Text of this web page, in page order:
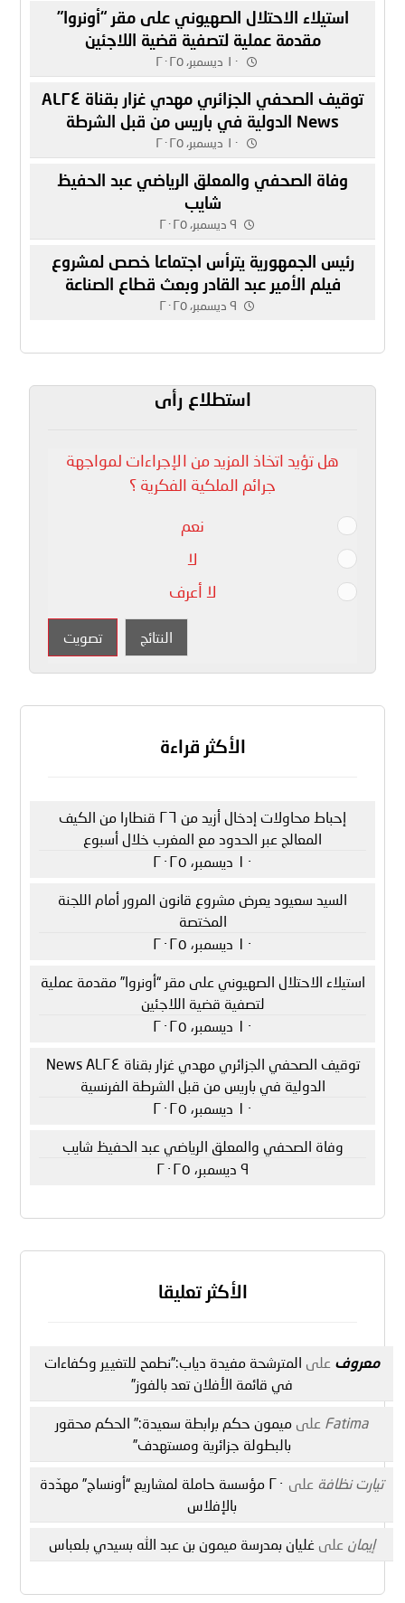
استيلاء الاحتلال الصهيوني على مقر “أونروا”
مقدمة عملية لتصفية قضية اللاجئين
١٠ ديسمبر، ٢٠٢٥
توقيف الصحفي الجزائري مهدي غزار بقناة AL٢٤
News الدولية في باريس من قبل الشرطة
الفرنسية١٠ ديسمبر، ٢٠٢٥
وفاة الصحفي والمعلق الرياضي عبد الحفيظ
شايب
٩ ديسمبر، ٢٠٢٥
رئيس الجمهورية يترأس اجتماعا خصص لمشروع
فيلم الأمير عبد القادر وبعث قطاع الصناعة
السينماتوغرافية
٩ ديسمبر، ٢٠٢٥
استطلاع رأى
هل تؤيد اتخاذ المزيد من الإجراءات لمواجهة
جرائم الملكية الفكرية ؟
نعم
لا
لا أعرف
النتائج تصويت
الأكثر قراءة
إحباط محاولات إدخال أزيد من ٢٦ قنطارا من الكيف
المعالج عبر الحدود مع المغرب خلال أسبوع
١٠ ديسمبر، ٢٠٢٥
السيد سعيود يعرض مشروع قانون المرور أمام اللجنة
المختصة
١٠ ديسمبر، ٢٠٢٥
استيلاء الاحتلال الصهيوني على مقر “أونروا” مقدمة عملية
لتصفية قضية اللاجئين
١٠ ديسمبر، ٢٠٢٥
توقيف الصحفي الجزائري مهدي غزار بقناة AL٢٤ News
الدولية في باريس من قبل الشرطة الفرنسية
١٠ ديسمبر، ٢٠٢٥
وفاة الصحفي والمعلق الرياضي عبد الحفيظ شايب
٩ ديسمبر، ٢٠٢٥
الأكثر تعليقا
معروف على المترشحة مفيدة دياب:”نطمح للتغيير وكفاءات
في قائمة الأفلان تعد بالفوز”
Fatima على ميمون حكم برابطة سعيدة:” الحكم محقور
بالبطولة جزائرية ومستهدف”
تيارت نظافة على
٢٠ مؤسسة حاملة لمشاريع “أونساج” مهدّدة
بالإفلاس
إيمان على غليان بمدرسة ميمون بن عبد الله بسيدي بلعباس